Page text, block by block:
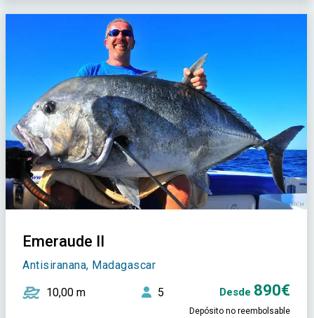
Emeraude II
Antisiranana, Madagascar
10,00 m 5 Desde 890€
Depósito no reembolsable